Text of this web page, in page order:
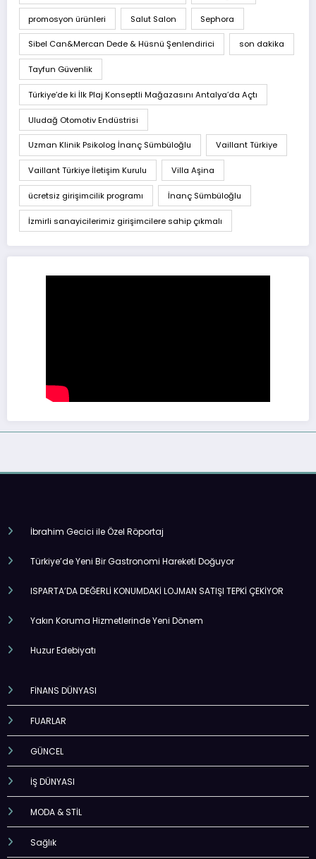
promosyon ürünleri Salut Salon Sephora
Sibel Can&Mercan Dede & Hüsnü Şenlendirici son dakika
Tayfun Güvenlik
Türkiye’de ki İlk Plaj Konseptli Mağazasını Antalya’da Açtı
Uludağ Otomotiv Endüstrisi
Uzman Klinik Psikolog İnanç Sümbüloğlu Vaillant Türkiye
Vaillant Türkiye İletişim Kurulu Villa Aşina
ücretsiz girişimcilik programı İnanç Sümbüloğlu
İzmirli sanayicilerimiz girişimcilere sahip çıkmalı
İbrahim Gecici ile Özel Röportaj
Türkiye’de Yeni Bir Gastronomi Hareketi Doğuyor
ISPARTA’DA DEĞERLİ KONUMDAKİ LOJMAN SATIŞI TEPKİ ÇEKİYOR
Yakın Koruma Hizmetlerinde Yeni Dönem
Huzur Edebiyatı
FİNANS DÜNYASI
FUARLAR
GÜNCEL
İŞ DÜNYASI
MODA & STİL
Sağlık